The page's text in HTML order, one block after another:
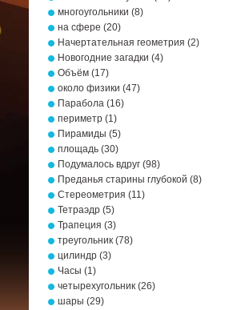
многоугольники (8)
на сфере (20)
Начертательная геометрия (2)
Новогодние загадки (4)
Объём (17)
около физики (47)
Парабола (16)
периметр (1)
Пирамиды (5)
площадь (30)
Подумалось вдруг (98)
Преданья старины глубокой (8)
Стереометрия (11)
Тетраэдр (5)
Трапеция (3)
треугольник (78)
цилиндр (3)
Часы (1)
четырехугольник (26)
шары (29)